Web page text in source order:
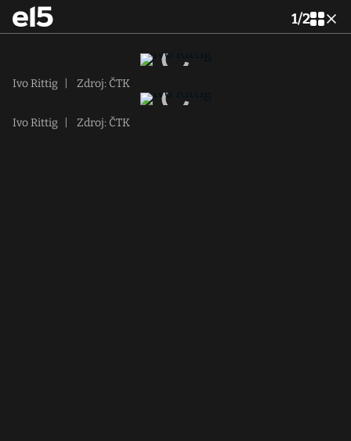
1/2
Ivo Rittig Zdroj: ČTK
Ivo Rittig Zdroj: ČTK